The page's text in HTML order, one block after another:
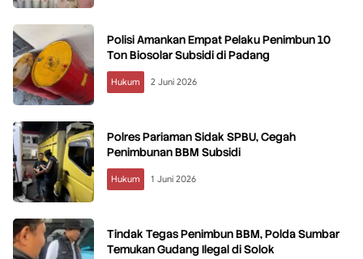
Polisi Amankan Empat Pelaku Penimbun 10
Ton Biosolar Subsidi di Padang
Hukum 2 Juni 2026
Polres Pariaman Sidak SPBU, Cegah
Penimbunan BBM Subsidi
Hukum 1 Juni 2026
Tindak Tegas Penimbun BBM, Polda Sumbar
Temukan Gudang Ilegal di Solok